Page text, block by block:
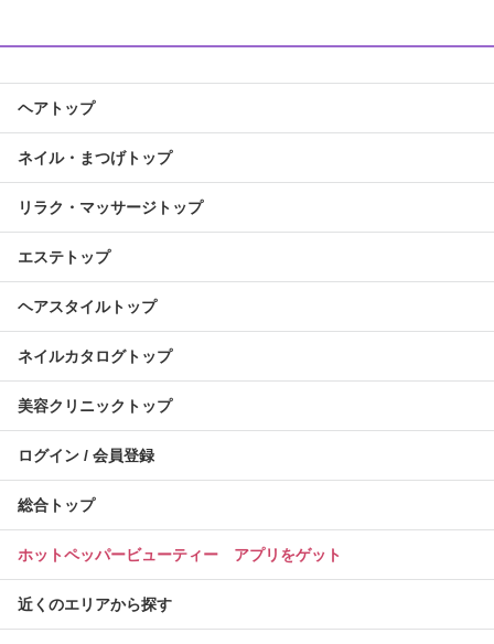
ヘアトップ
ネイル・まつげトップ
リラク・マッサージトップ
エステトップ
ヘアスタイルトップ
ネイルカタログトップ
美容クリニックトップ
ログイン / 会員登録
総合トップ
ホットペッパービューティー アプリをゲット
近くのエリアから探す